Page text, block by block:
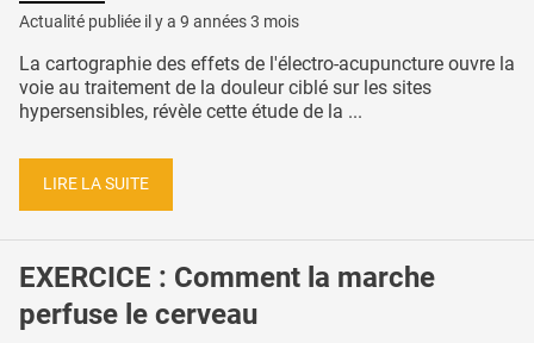
Actualité publiée il y a 9 années 3 mois
La cartographie des effets de l'électro-acupuncture ouvre la
voie au traitement de la douleur ciblé sur les sites
hypersensibles, révèle cette étude de la ...
LIRE LA SUITE
EXERCICE : Comment la marche
perfuse le cerveau